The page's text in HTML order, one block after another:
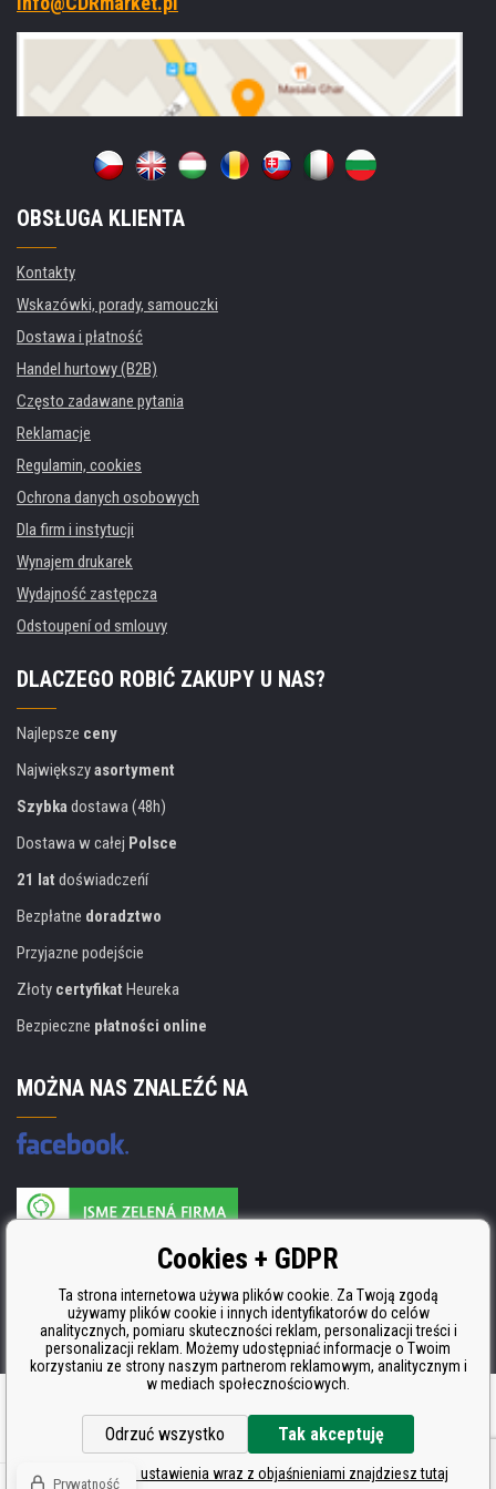
OBSŁUGA KLIENTA
Kontakty
Wskazówki, porady, samouczki
Dostawa i płatność
Handel hurtowy (B2B)
Często zadawane pytania
Reklamacje
Regulamin, cookies
Ochrona danych osobowych
Dla firm i instytucji
Wynajem drukarek
Wydajność zastępcza
Odstoupení od smlouvy
DLACZEGO ROBIĆ ZAKUPY U NAS?
Najlepsze ceny
Największyasortyment
Szybkadostawa (48h)
Dostawa w całej Polsce
21 lat doświadczeńí
Bezpłatne doradztwo
Przyjazne podejście
Złoty certyfikat Heureka
Bezpieczne płatności online
MOŻNA NAS ZNALEŹĆ NA
Producent wkładów posiada certyfikat
ISO 9001, ISO 14001 i STMC.
Oprogramowanie e-commerceBINARGON.cz
Cookies + GDPR
Ta strona internetowa używa plików cookie. Za Twoją zgodą
używamy plików cookie i innych identyfikatorów do celów
analitycznych, pomiaru skuteczności reklam, personalizacji treści i
personalizacji reklam. Możemy udostępniać informacje o Twoim
korzystaniu ze strony naszym partnerom reklamowym, analitycznym i
w mediach społecznościowych.
Odrzuć wszystko Tak akceptuję
Szczegółowe ustawienia wraz z objaśnieniami znajdziesz tutaj
Prywatność